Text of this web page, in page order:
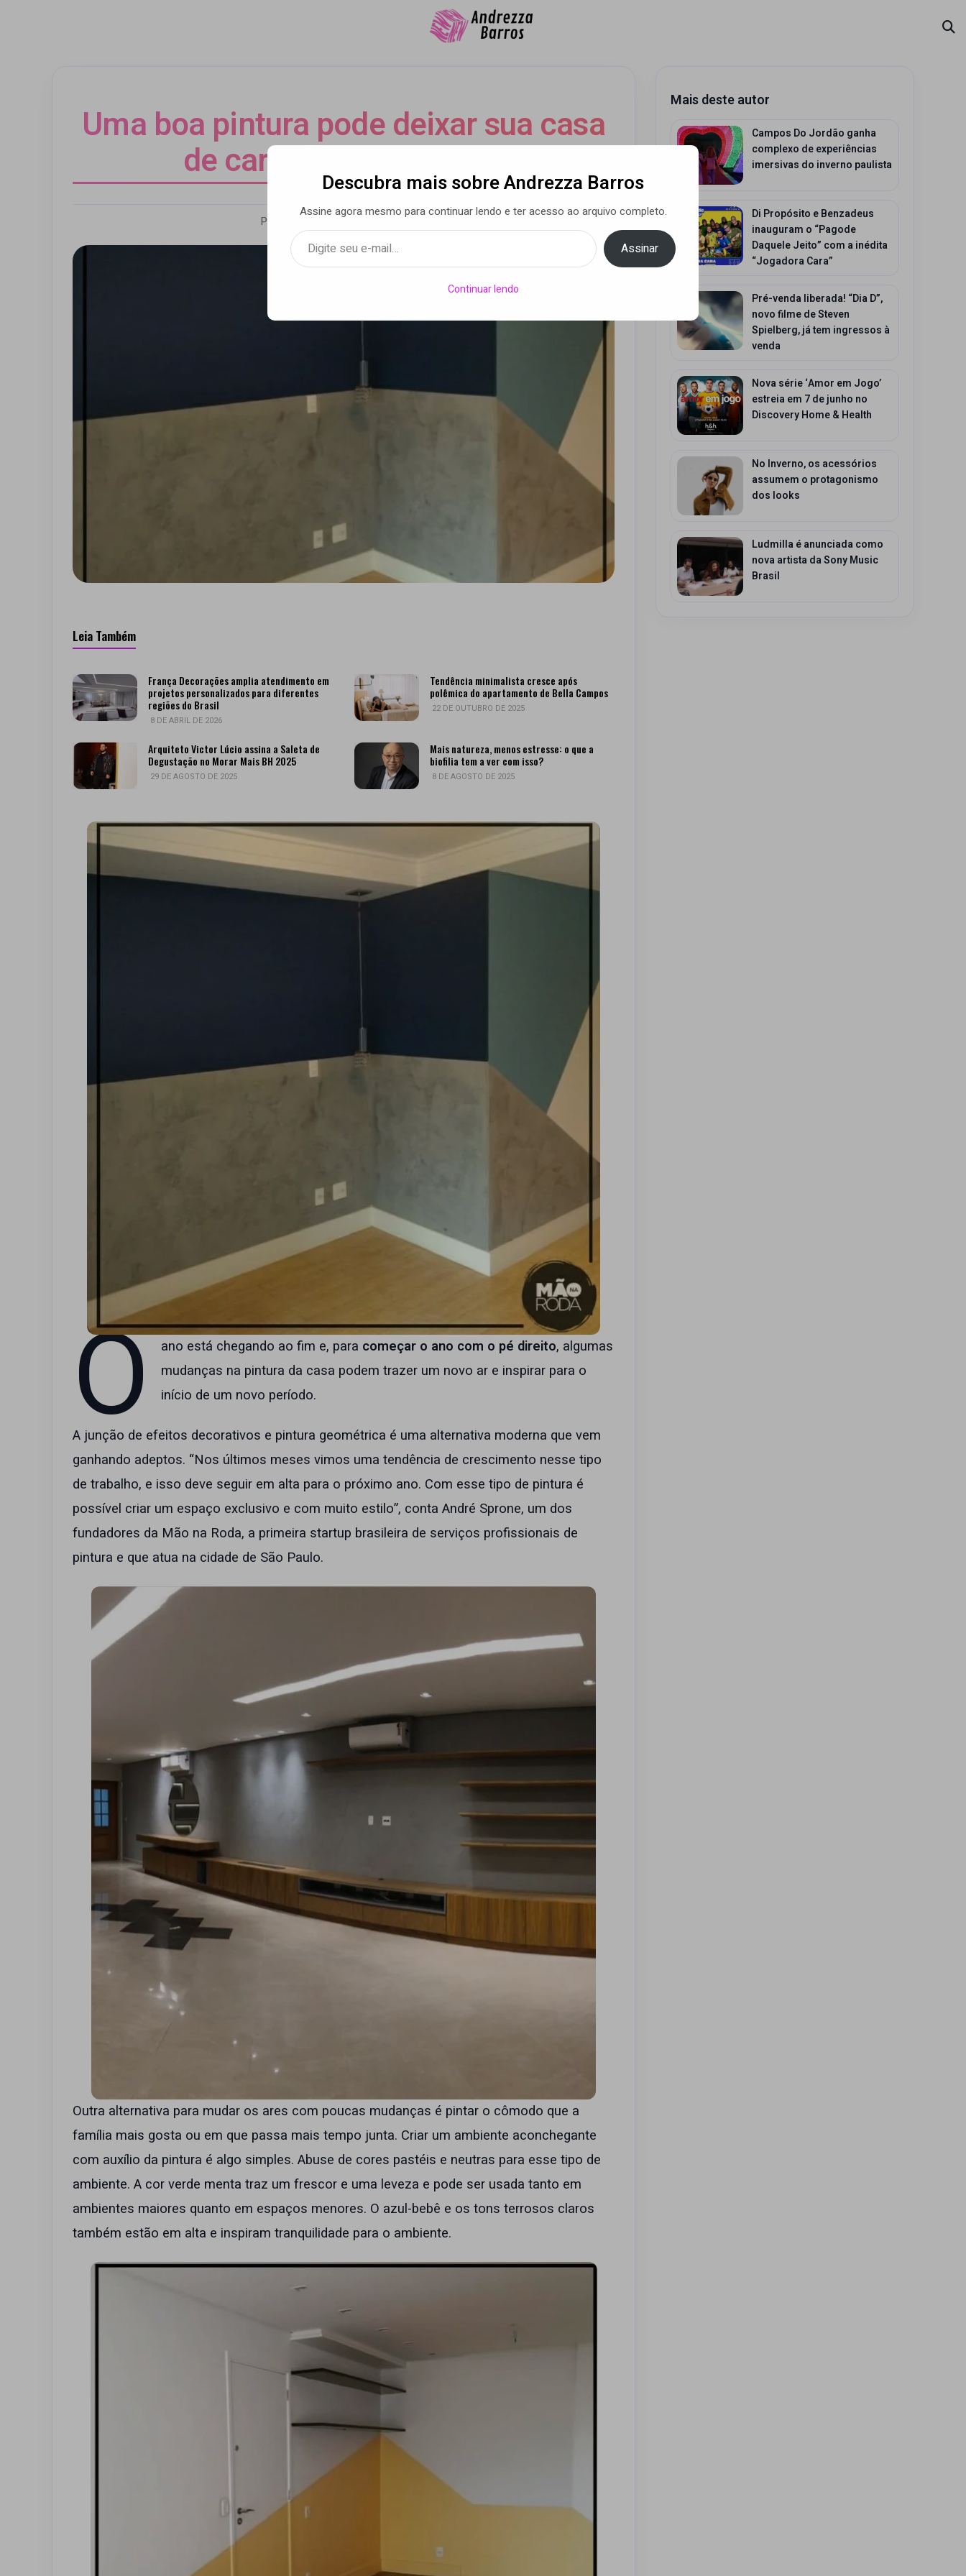
Uma boa pintura pode deixar sua casa
de cara nova para 2021
Por Andrezza Barros • 29 dez 2020
Leia Também
França Decorações amplia atendimento em
projetos personalizados para diferentes
regiões do Brasil
8 DE ABRIL DE 2026
Tendência minimalista cresce após
polêmica do apartamento de Bella Campos
22 DE OUTUBRO DE 2025
Arquiteto Victor Lúcio assina a Saleta de
Degustação no Morar Mais BH 2025
29 DE AGOSTO DE 2025
Mais natureza, menos estresse: o que a
biofilia tem a ver com isso?
8 DE AGOSTO DE 2025
O ano está chegando ao fim e, para começar o ano com o pé direito, algumas
mudanças na pintura da casa podem trazer um novo ar e inspirar para o
início de um novo período.
A junção de efeitos decorativos e pintura geométrica é uma alternativa moderna que vem
ganhando adeptos. “Nos últimos meses vimos uma tendência de crescimento nesse tipo
de trabalho, e isso deve seguir em alta para o próximo ano. Com esse tipo de pintura é
possível criar um espaço exclusivo e com muito estilo”, conta André Sprone, um dos
fundadores da Mão na Roda, a primeira startup brasileira de serviços profissionais de
pintura e que atua na cidade de São Paulo.
Outra alternativa para mudar os ares com poucas mudanças é pintar o cômodo que a
família mais gosta ou em que passa mais tempo junta. Criar um ambiente aconchegante
com auxílio da pintura é algo simples. Abuse de cores pastéis e neutras para esse tipo de
ambiente. A cor verde menta traz um frescor e uma leveza e pode ser usada tanto em
ambientes maiores quanto em espaços menores. O azul-bebê e os tons terrosos claros
também estão em alta e inspiram tranquilidade para o ambiente.
Mais deste autor
Campos Do Jordão ganha
complexo de experiências
imersivas do inverno paulista
Di Propósito e Benzadeus
inauguram o “Pagode
Daquele Jeito” com a inédita
“Jogadora Cara”
Pré-venda liberada! “Dia D”,
novo filme de Steven
Spielberg, já tem ingressos à
venda
Nova série ‘Amor em Jogo’
estreia em 7 de junho no
Discovery Home & Health
No Inverno, os acessórios
assumem o protagonismo
dos looks
Ludmilla é anunciada como
nova artista da Sony Music
Brasil
Descubra mais sobre Andrezza Barros
Assine agora mesmo para continuar lendo e ter acesso ao arquivo completo.
Digite seu e-mail…
Assinar
Continuar lendo